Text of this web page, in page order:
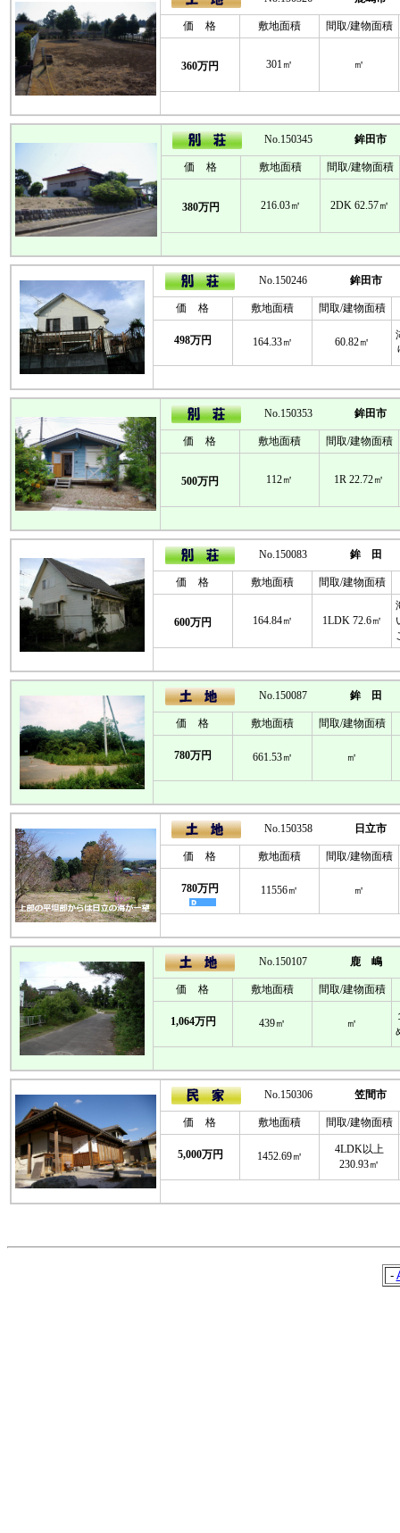
価 格 敷地面積 間取/建物面積
360万円 301㎡ ㎡
No.150345 鉾田市
価 格 敷地面積 間取/建物面積
380万円 216.03㎡ 2DK 62.57㎡
No.150246 鉾田市
価 格 敷地面積 間取/建物面積
498万円 164.33㎡ 60.82㎡
No.150353 鉾田市
価 格 敷地面積 間取/建物面積
500万円 112㎡ 1R 22.72㎡
No.150083 鉾 田
価 格 敷地面積 間取/建物面積
600万円 164.84㎡ 1LDK 72.6㎡
No.150087 鉾 田
価 格 敷地面積 間取/建物面積
780万円 661.53㎡ ㎡
No.150358 日立市
価 格 敷地面積 間取/建物面積
780万円 11556㎡ ㎡
No.150107 鹿 嶋
価 格 敷地面積 間取/建物面積
1,064万円 439㎡ ㎡
No.150306 笠間市
価 格 敷地面積 間取/建物面積
5,000万円 1452.69㎡
4LDK以上
230.93㎡
-